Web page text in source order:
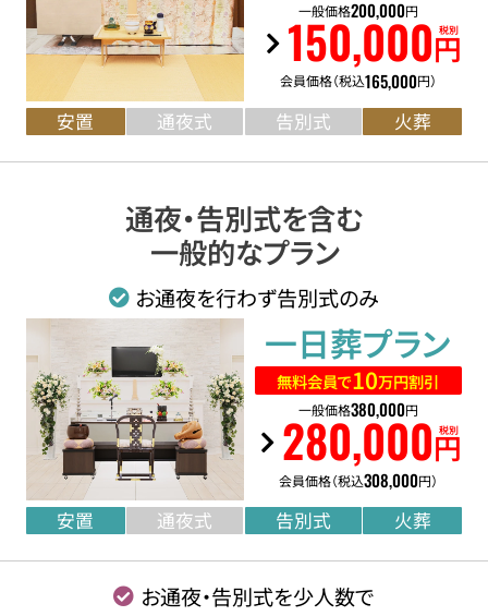
一般価格200,000円
150,000円
税別
会員価格（税込165,000円）
安置 通夜式 告別式 火葬
通夜・告別式を含む
一般的なプラン
お通夜を行わず告別式のみ
一日葬プラン
無料会員で10万円割引
一般価格380,000円
280,000円
税別
会員価格（税込308,000円）
安置 通夜式 告別式 火葬
お通夜・告別式を少人数で